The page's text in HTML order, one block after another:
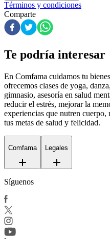
Términos y condiciones
Comparte
Te podría interesar
En Comfama cuidamos tu
ofrecemos clases de yoga,
gimnasio, asesoría en salud
reducir el estrés, mejorar la
experiencias que nutren cuerpo,
tus metas de salud y felicidad.
Comfama Legales
Síguenos